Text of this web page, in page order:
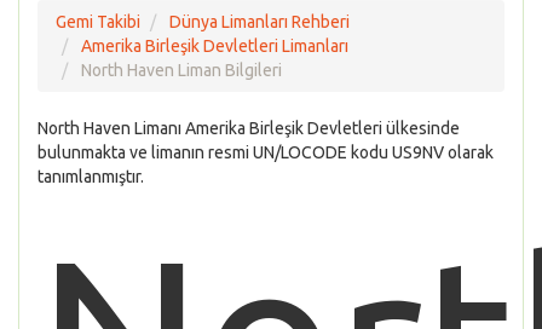
Gemi Takibi
Dünya Limanları Rehberi
Amerika Birleşik Devletleri Limanları
North Haven Liman Bilgileri
North Haven Limanı Amerika Birleşik Devletleri ülkesinde
bulunmakta ve limanın resmi UN/LOCODE kodu US9NV olarak
tanımlanmıştır.